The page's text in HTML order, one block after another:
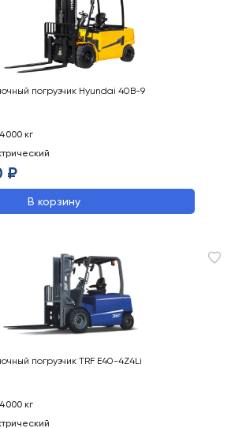
погрузчик Hyundai 40B-9
4000 кг
₽
В корзину
погрузчик TRF E40-4Z4Li
4000 кг